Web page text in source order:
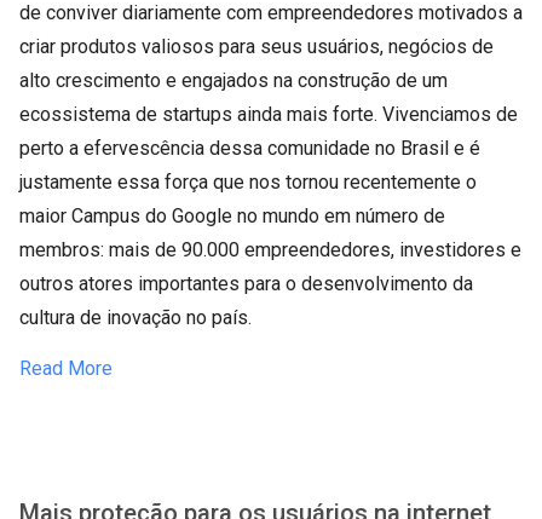
de conviver diariamente com empreendedores motivados a
criar produtos valiosos para seus usuários, negócios de
alto crescimento e engajados na construção de um
ecossistema de startups ainda mais forte. Vivenciamos de
perto a efervescência dessa comunidade no Brasil e é
justamente essa força que nos tornou recentemente o
maior Campus do Google no mundo em número de
membros: mais de 90.000 empreendedores, investidores e
outros atores importantes para o desenvolvimento da
cultura de inovação no país.
Read More
Mais proteção para os usuários na internet